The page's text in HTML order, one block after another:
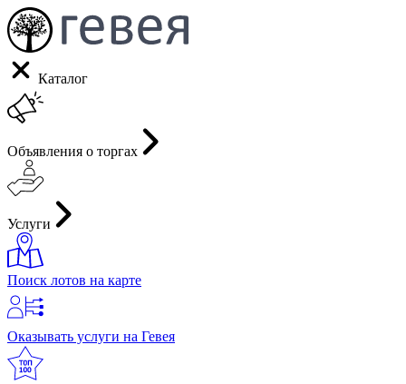
Каталог
Объявления о торгах
Услуги
Поиск лотов на карте
Оказывать услуги на Гевея